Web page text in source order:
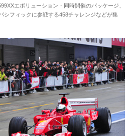
エボリューション・同時開催のパッケージ、
シフィックに参戦する458チャレンジなどが集